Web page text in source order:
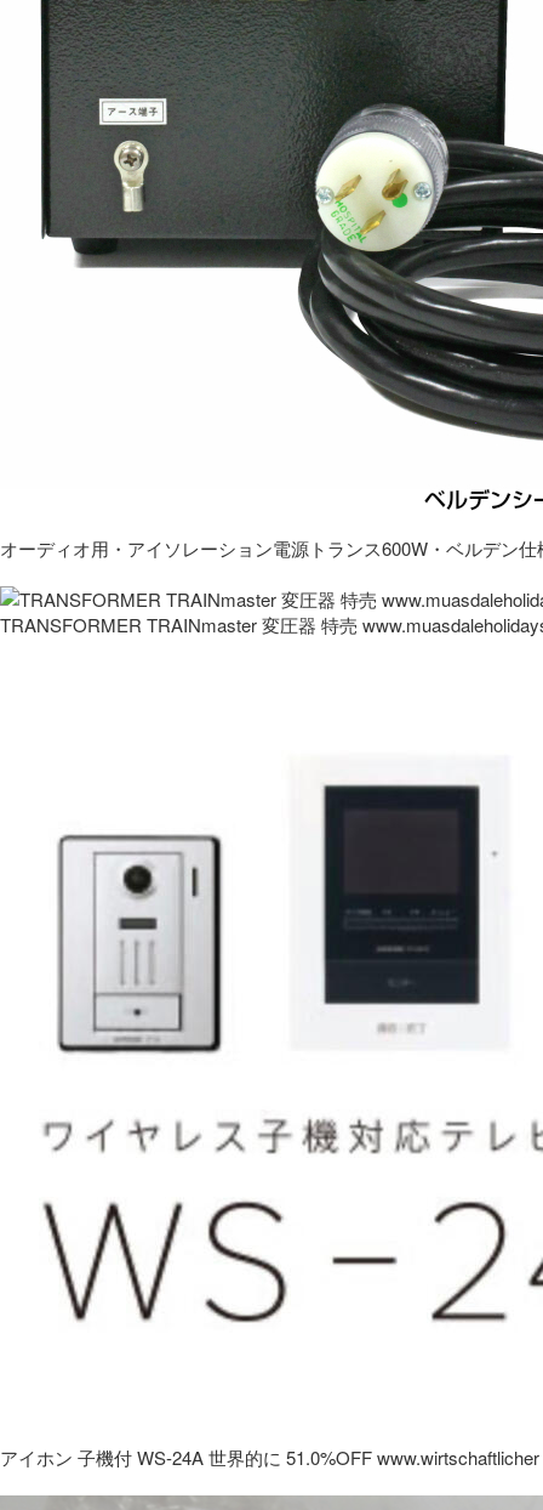
オーディオ用・アイソレーション電源トランス600W・ベルデン仕
TRANSFORMER TRAINmaster 変圧器 特売
アイホン 子機付 WS-24A 世界的に 51.0%OFF www.wirtschaftlicher